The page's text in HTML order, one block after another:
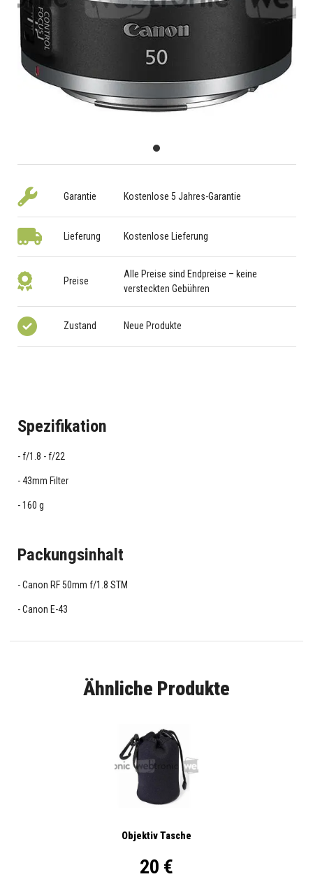
Garantie Kostenlose 5 Jahres-Garantie
Lieferung Kostenlose Lieferung
Preise
Alle Preise sind Endpreise – keine
versteckten Gebühren
Zustand Neue Produkte
Spezifikation
f/1.8 - f/22
43mm Filter
160 g
Packungsinhalt
Canon RF 50mm f/1.8 STM
Canon E-43
Ähnliche Produkte
Objektiv Tasche
20 €